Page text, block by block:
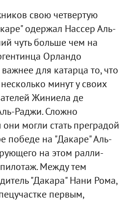
свою четвертую
одержал Нассер Аль-
чуть больше чем на
Орландо
для катарца то, что
минут у своих
Жиниела де
Раджи. Сложно
могли стать преградой
победе на "Дакаре" Аль-
на этом ралли-
Между тем
"Дакара" Нани Рома,
первым,